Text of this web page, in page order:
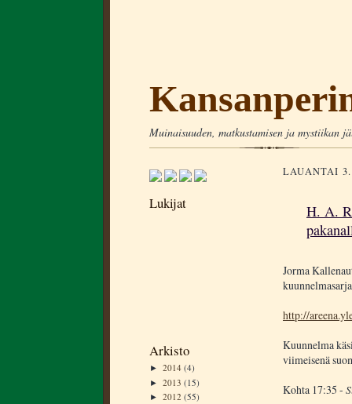
Muinaisuuden, matkustamisen ja mystiikan
Lukijat
Arkisto
► 2014 (4)
► 2013 (15)
► 2012 (55)
LAUANTAI
H. A.
Jorma
http://
Kuunnelma
viimeisenä
Kohta 17:35 -